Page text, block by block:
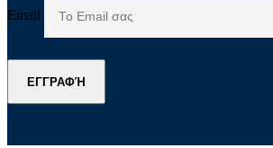
Email
ΕΓΓΡΑΦΉ